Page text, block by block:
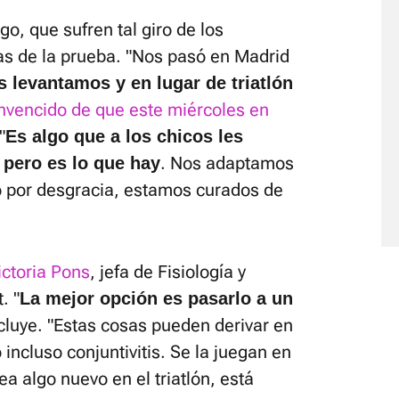
que sufren tal giro de los
de la prueba. "Nos pasó en Madrid
levantamos y en lugar de triatlón
de que este miércoles en
Es algo que a los chicos les
es lo que hay. Nos adaptamos
desgracia, estamos curados de
Pons, jefa de Fisiología y
"La mejor opción es pasarlo a un
"Estas cosas pueden derivar en
conjuntivitis. Se la juegan en
algo nuevo en el triatlón, está